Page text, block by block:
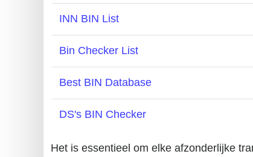
INN BIN List
Bin Checker List
Best BIN Database
DS's BIN Checker
Het is essentieel om elke afzonderlijke